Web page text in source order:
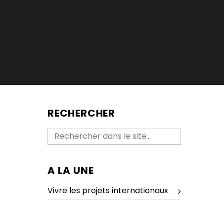
RECHERCHER
A LA UNE
Vivre les projets internationaux